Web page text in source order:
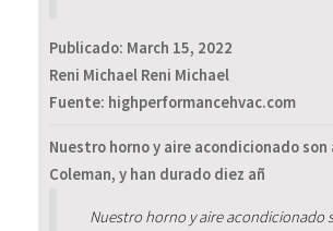
Publicado: March 15, 2022
Reni Michael Reni Michael
Fuente: highperformancehvac.com
Nuestro horno y aire acondicionado son
Coleman, y han durado diez añ
Nuestro horno y aire acondicionado